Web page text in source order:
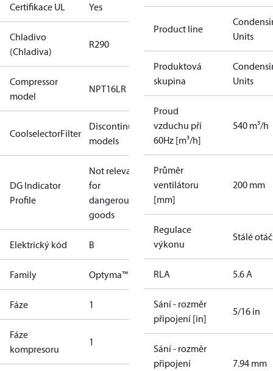
Certifikace UL Yes
Chladivo
(Chladiva)
R290
Compressor
model
NPT16LR
CoolselectorFilter
Discontinued
models
DG Indicator
Profile
Not relevant
for
dangerous
goods
Elektrický kód B
Family Optyma™
Fáze 1
Fáze
kompresoru
1
Product line
Units
Produktová
skupina
Units
Proud
vzduchu při
60Hz [m³/h]
540 m³/h
Průměr
ventilátoru
[mm]
200 mm
Regulace
výkonu
Stálé
RLA 5.6 A
Sání - rozměr
připojení [in]
5/16 in
Sání - rozměr
připojení
7.94 mm